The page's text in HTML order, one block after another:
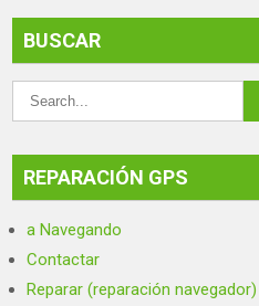
BUSCAR
REPARACIÓN GPS
a Navegando
Contactar
Reparar (reparación navegador)